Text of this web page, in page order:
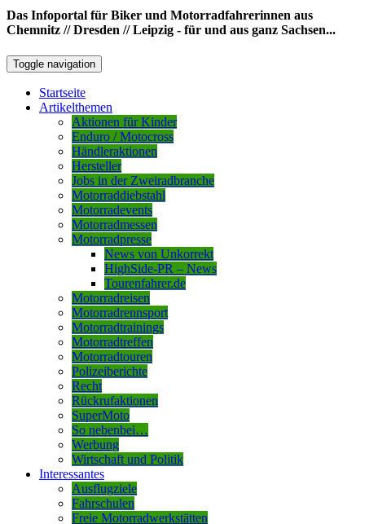
Das Infoportal für Biker und Motorradfahrerinnen aus
Chemnitz // Dresden // Leipzig - für und aus ganz Sachsen...
Toggle navigation
Startseite
Artikelthemen
Aktionen für Kinder
Enduro / Motocross
Händleraktionen
Hersteller
Jobs in der Zweiradbranche
Motorraddiebstahl
Motorradevents
Motorradmessen
Motorradpresse
News von Unkorrekt
HighSide-PR – News
Tourenfahrer.de
Motorradreisen
Motorradrennsport
Motorradtrainings
Motorradtreffen
Motorradtouren
Polizeiberichte
Recht
Rückrufaktionen
SuperMoto
So nebenbei…
Werbung
Wirtschaft und Politik
Interessantes
Ausflugziele
Fahrschulen
Freie Motorradwerkstätten